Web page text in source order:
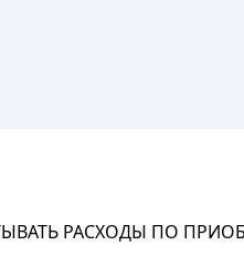
РАСХОДЫ ПО